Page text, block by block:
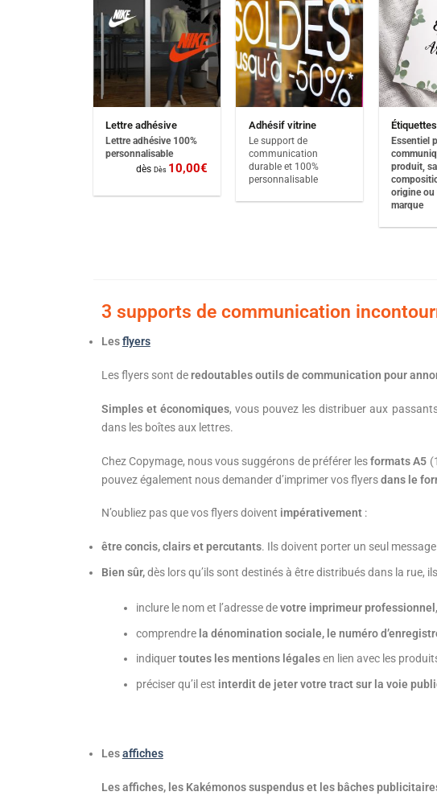
Lettre adhésive
Lettre adhésive 100%
personnalisable
dès Dès 10,00€
Adhésif vitrine
Le support de
communication
durable et 100%
personnalisable
Étiquettes
Essentiel
produit, sa
origine ou
marque
3 supports de communication
Lesflyers
Les flyers sont deredoutables outils de communication pour
Simples et économiques, vous pouvez les distribuer aux
dans les boîtes aux lettres.
Chez Copymage, nous vous suggérons de préférer lesformats A5
pouvez également nous demander d’imprimer vos flyersdans le
N’oubliez pas que vos flyers doivent impérativement:
être concis, clairs et percutants. Ils doivent porter un seul
Bien sûr,dès lors qu’ils sont destinés à être distribués dans la rue,
inclure le nom et l’adresse devotre imprimeur professionnel ,
comprendre la dénomination sociale, le numéro
indiquertoutes les mentions légalesen lien avec les
préciser qu’il est interdit de jeter votre tractsur la voie
Lesaffiches
Les affiches, les Kakémonos suspendus et les bâches